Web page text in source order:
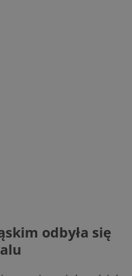
odbyła się